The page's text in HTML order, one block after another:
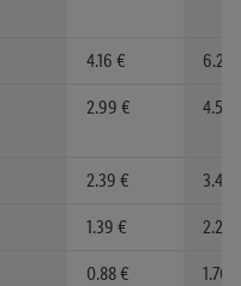
4.16 € 6.24
2.99 € 4.59
2.39 € 3.49
1.39 € 2.29
0.88 € 1.76 €